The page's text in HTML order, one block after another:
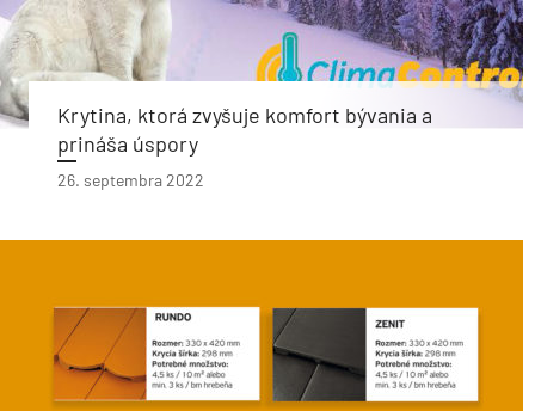
Krytina, ktorá zvyšuje komfort bývania a
prináša úspory
26. septembra 2022